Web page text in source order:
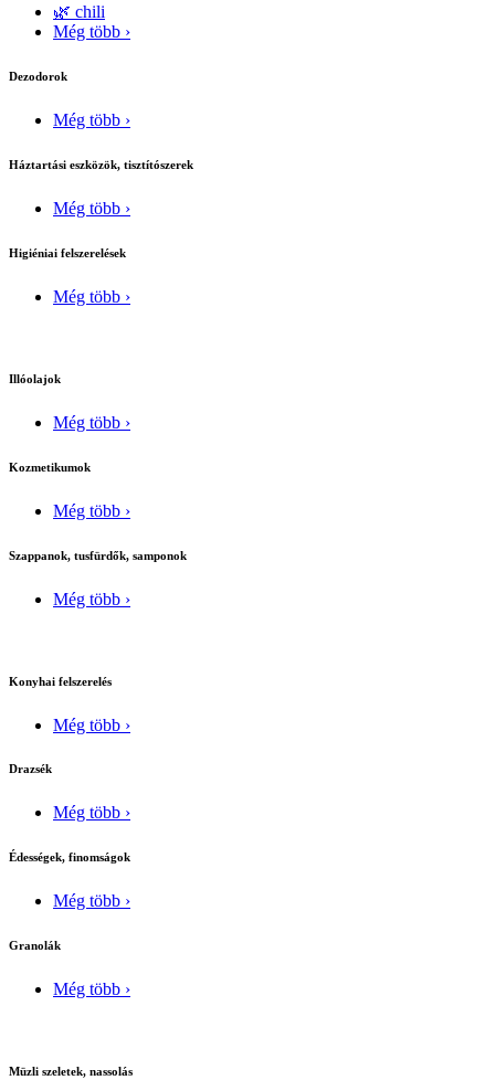
🌿 chili
Még több ›
Dezodorok
Még több ›
Háztartási eszközök, tisztítószerek
Még több ›
Higiéniai felszerelések
Még több ›
Illóolajok
Még több ›
Kozmetikumok
Még több ›
Szappanok, tusfürdők, samponok
Még több ›
Konyhai felszerelés
Még több ›
Drazsék
Még több ›
Édességek, finomságok
Még több ›
Granolák
Még több ›
Müzli szeletek, nassolás